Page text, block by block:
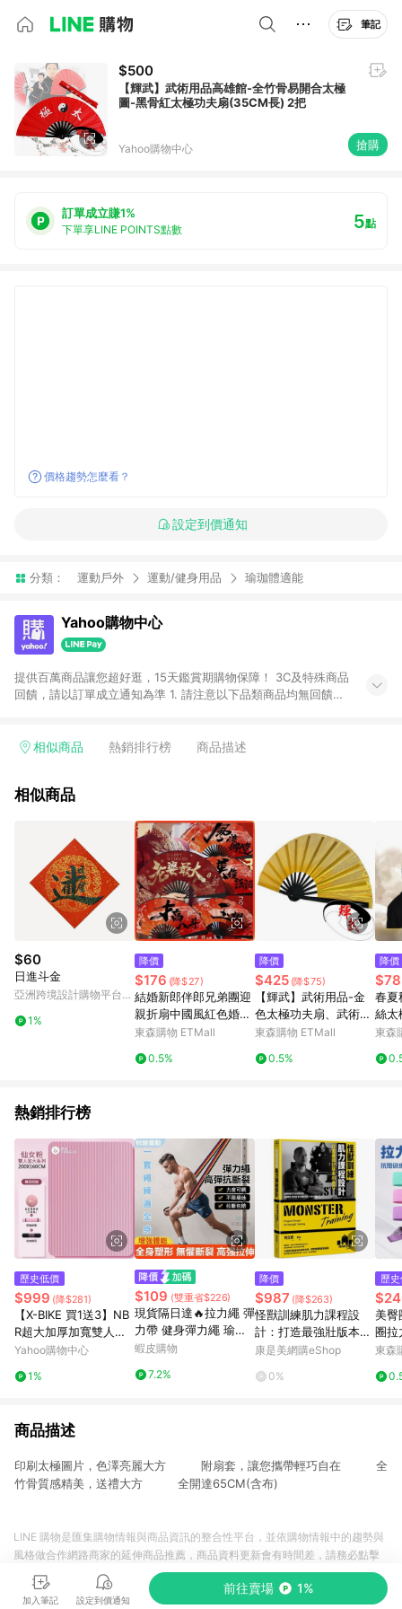
筆記
$500
【輝武】武術用品高雄館-全竹骨易開合太極
圖-黑骨紅太極功夫扇(35CM長) 2把
Yahoo購物中心 搶購
訂單成立賺1%
下單享LINE POINTS點數 5點
價格趨勢怎麼看？
設定到價通知
分類： 運動戶外 運動/健身用品 瑜珈體適能
Yahoo購物中心
提供百萬商品讓您超好逛，15天鑑賞期購物保障！ 3C及特殊商品
回饋，請以訂單成立通知為準 1. 請注意以下品類商品均無回饋：
電玩/遊戲/相機/單眼/鏡頭/拍立得 [2024/6/1起適用] -內接硬
的購回饋活動享Yahoo超贈點回饋者 - 購物中心商店之商品：商
3. 訂單回饋金額將扣除運費/購物金/超贈點/福利金/紅利折抵/折
價券等虛擬貨幣折抵 4. 大宗採購或批發轉賣不具回饋資格： 如
有相關事證認定您為大宗採購、批發轉賣而非最終消費使用者，
相關認定以Yahoo購物中心之認定為準
相似商品 熱銷排行榜 商品描述
相似商品
$60
日進斗金
亞洲跨境設計購物平台
1%
降價
$176 (降$27)
結婚新郎伴郎兄弟團迎
親折扇中國風紅色婚禮
扇子國潮接親拍照道具
東森購物 ETMall
0.5%
降價
$425 (降$75)
【輝武】武術用品-金
色太極功夫扇、武術
扇-全竹骨易開合雅典
東森購物 ETMall
0.5%
降價
春夏
絲太
表演
東森
熱銷排行榜
歷史低價
$999 (降$281)
【X-BIKE 買1送3】NB
R超大加厚加寬雙人瑜
伽墊 15MM厚 200×16
認證 N201615 (贈綁
Yahoo購物中心
1%
$109 (雙重省$226)
現貨隔日達🔥拉力繩 彈
力帶 健身彈力繩 瑜珈
繩 拉力帶 多功能阻力
全方位鍛煉器材
蝦皮購物
7.2%
降價
$987 (降$263)
怪獸訓練肌力課程設
計：打造最強壯版本的
自己
康是美網購eShop
0%
歷
美臀
圈拉
彈力
東森
商品描述
印刷太極圖片，色澤亮麗大方 附扇套，讓您攜帶輕巧自在 全
竹骨質感精美，送禮大方 全開達65CM(含布)
加入筆記 設定到價通知
前往賣場 1%
LINE 購物是匯集購物情報與商品資訊的整合性平台，並依購物情報中的趨勢與
風格做合作網路商家的延伸商品推薦，商品資料更新會有時間差，請務必點擊
商品至各合作網路商家，確認現售價與購物條件，一切資訊以合作廠商網頁為
準。